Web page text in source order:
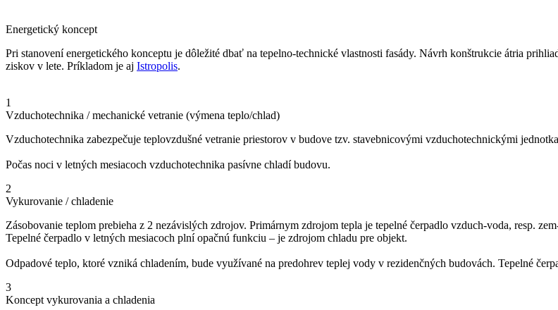
Energetický koncept
Pri stanovení energetického konceptu je dôležité dbať na tepelno-technické vlastnosti fasády. Návrh konštrukcie átria
ziskov v lete. Príkladom je aj Istropolis.
1
Vzduchotechnika / mechanické vetranie (výmena teplo/chlad)
Vzduchotechnika zabezpečuje teplovzdušné vetranie priestorov v budove tzv. stavebnicovými vzduchotechnickými
Počas noci v letných mesiacoch vzduchotechnika pasívne chladí budovu.
2
Vykurovanie / chladenie
Zásobovanie teplom prebieha z 2 nezávislých zdrojov. Primárnym zdrojom tepla je tepelné čerpadlo vzduch-voda, resp.
Tepelné čerpadlo v letných mesiacoch plní opačnú funkciu – je zdrojom chladu pre objekt.
Odpadové teplo, ktoré vzniká chladením, bude využívané na predohrev teplej vody v rezidenčných budovách. Tepelné
3
Koncept vykurovania a chladenia